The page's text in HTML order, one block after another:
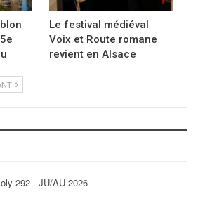
Le festival médiéval
Voix et Route romane
revient en Alsace
292 - JU/AU 2026